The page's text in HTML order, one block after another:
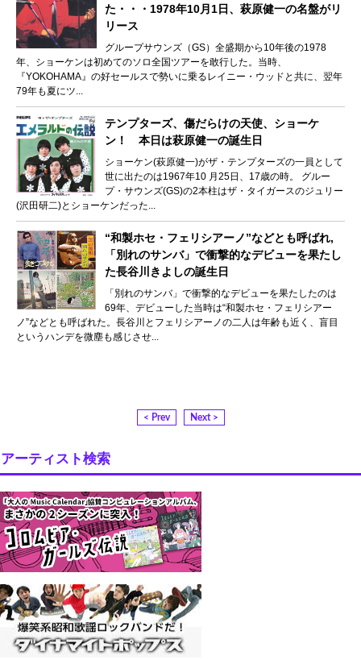
た・・・1978年10月1日、萩原健一の名盤がリ
リース
グループサウンズ（GS）全盛期から10年後の1978
年、ショーケンは初めてのソロ全国ツアーを敢行した。当時、
『YOKOHAMA』の好セールスで勢いに乗るレイニー・ウッドと共に、翌年
79年も夏にツ...
テンプターズ、傷だらけの天使、ショーケ
ン！ 本日は萩原健一の誕生日
ショーケン(萩原健一)がザ・テンプターズの一員として
世に出たのは1967年10 月25日、17歳の時。 グルー
プ・サウンズ(GS)の2本柱はザ・タイガースのジュリー
(沢田研二)とショーケンだった...
“和製ホセ・フェリシアーノ”などとも呼ばれ,
「別れのサンバ」で衝撃的なデビューを果たし
た長谷川きよしの誕生日
「別れのサンバ」で衝撃的なデビューを果たしたのは
69年、デビューした当時は“和製ホセ・フェリシアー
ノ”などとも呼ばれた。長谷川とフェリシアーノの二人は年齢も近く、盲目
というハンデを微塵も感じさせ...
< Prev Next >
アーティスト検索